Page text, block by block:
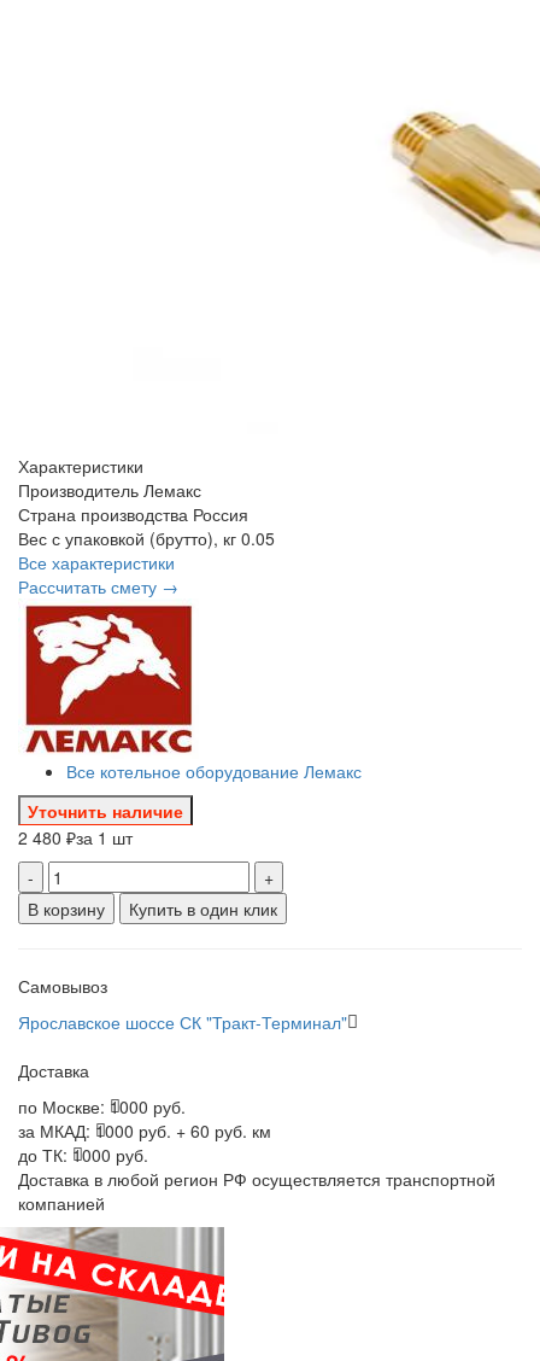
Характеристики
Производитель Лемакс
Страна производства Россия
Вес с упаковкой (брутто), кг 0.05
Все характеристики
Рассчитать смету →
Все котельное оборудование Лемакс
Уточнить наличие
2 480 ₽за 1 шт
-
+
В корзину
Купить в один клик
Самовывоз
Ярославское шоссе СК "Тракт-Терминал"
Доставка
по Москве: 1000 руб.
за МКАД: 1000 руб. + 60 руб. км
до ТК: 1000 руб.
Доставка в любой регион РФ осуществляется транспортной
компанией